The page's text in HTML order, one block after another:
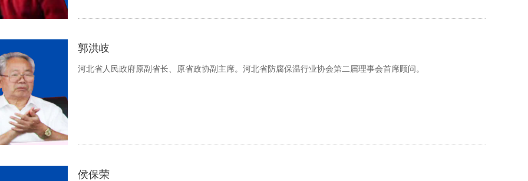
郭洪岐
河北省人民政府原副省长、原省政协副主席。河北省防腐保温行业协会第二届理事会首席顾问。
侯保荣